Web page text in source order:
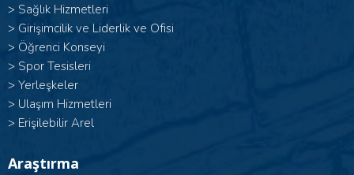
> Sağlık Hizmetleri
> Girişimcilik ve Liderlik ve Ofisi
> Öğrenci Konseyi
> Spor Tesisleri
> Yerleşkeler
> Ulaşım Hizmetleri
> Erişilebilir Arel
Araştırma